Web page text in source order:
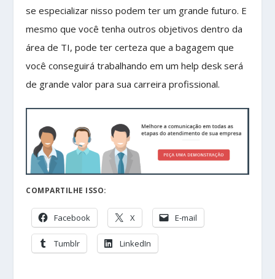
se especializar nisso podem ter um grande futuro. E
mesmo que você tenha outros objetivos dentro da
área de TI, pode ter certeza que a bagagem que
você conseguirá trabalhando em um help desk será
de grande valor para sua carreira profissional.
COMPARTILHE ISSO:
Facebook X E-mail
Tumblr LinkedIn